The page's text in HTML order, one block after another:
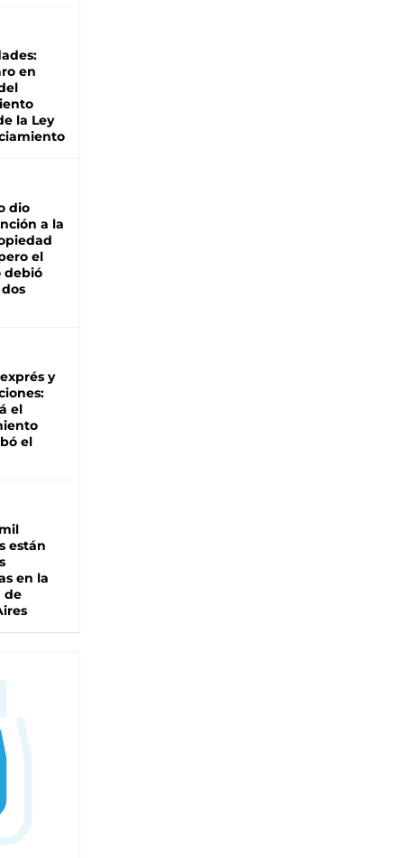
en
la Ley
dio
a la
el
debió
y
el
el
están
en la
de